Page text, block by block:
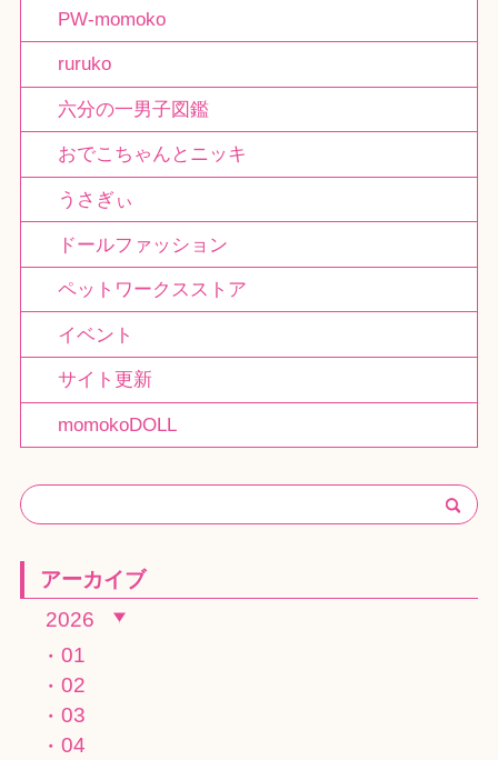
PW-momoko
ruruko
六分の一男子図鑑
おでこちゃんとニッキ
うさぎぃ
ドールファッション
ペットワークスストア
イベント
サイト更新
momokoDOLL
アーカイブ
2026
01
02
03
04